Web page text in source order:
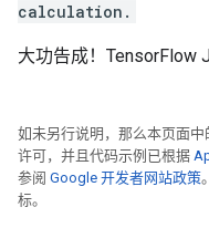
calculation.
大功告成！TensorFlow
如未另行说明，那么本页面中
许可，并且代码示例已根据
参阅 Google 开发者网站政策
标。